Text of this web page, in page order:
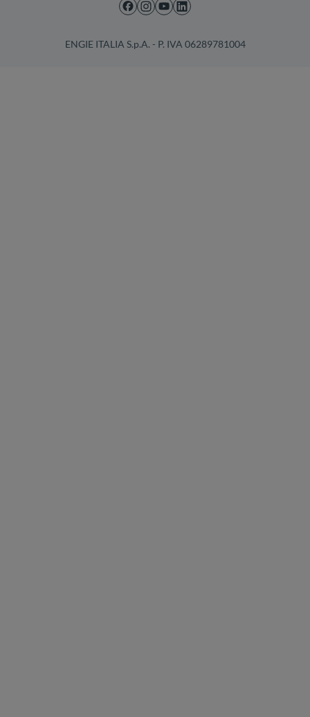
ENGIE ITALIA S.p.A. - P. IVA 06289781004